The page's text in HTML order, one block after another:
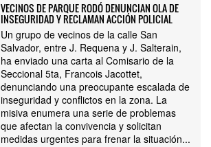
VECINOS DE PARQUE RODÓ DENUNCIAN OLA DE
INSEGURIDAD Y RECLAMAN ACCIÓN POLICIAL
Un grupo de vecinos de la calle San
Salvador, entre J. Requena y J. Salterain,
ha enviado una carta al Comisario de la
Seccional 5ta, Francois Jacottet,
denunciando una preocupante escalada de
inseguridad y conflictos en la zona. La
misiva enumera una serie de problemas
que afectan la convivencia y solicitan
medidas urgentes para frenar la situación...